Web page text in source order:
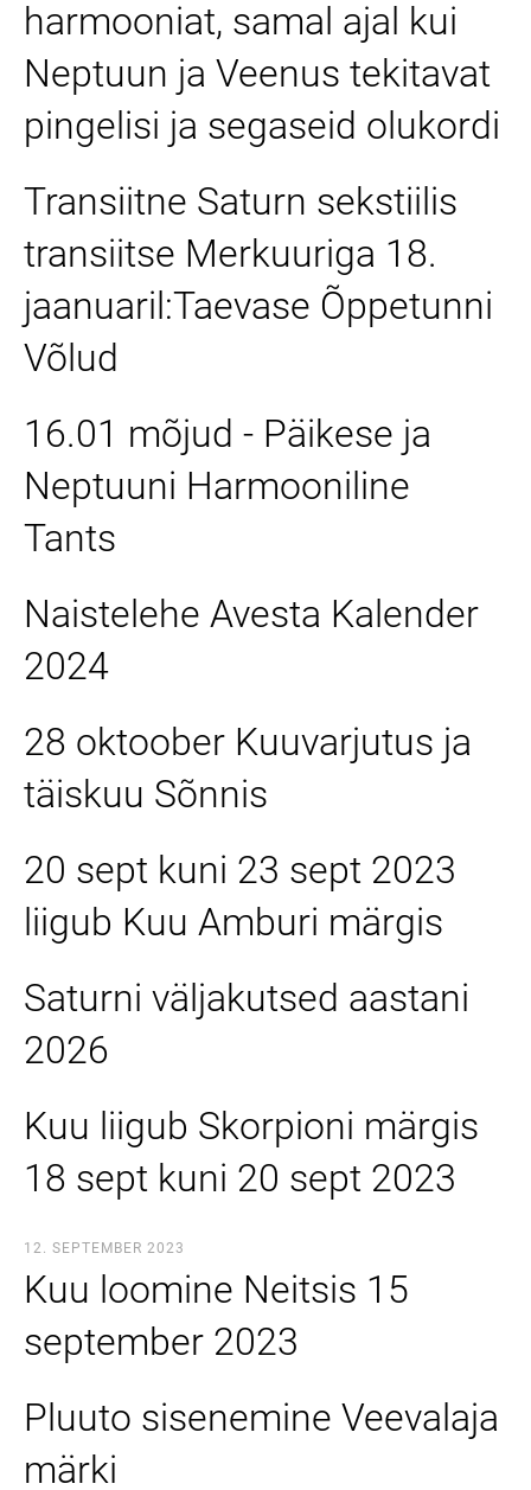
harmooniat, samal ajal kui
Neptuun ja Veenus tekitavat
pingelisi ja segaseid olukordi
Transiitne Saturn sekstiilis
transiitse Merkuuriga 18.
jaanuaril:Taevase Õppetunni
Võlud
16.01 mõjud - Päikese ja
Neptuuni Harmooniline
Tants
Naistelehe Avesta Kalender
2024
28 oktoober Kuuvarjutus ja
täiskuu Sõnnis
20 sept kuni 23 sept 2023
liigub Kuu Amburi märgis
Saturni väljakutsed aastani
2026
Kuu liigub Skorpioni märgis
18 sept kuni 20 sept 2023
12. SEPTEMBER 2023
Kuu loomine Neitsis 15
september 2023
Pluuto sisenemine Veevalaja
märki